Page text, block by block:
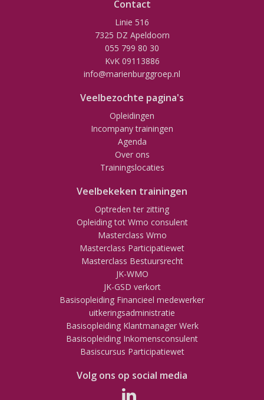
Contact
Linie 516
7325 DZ Apeldoorn
055 799 80 30
KvK 09113886
info@marienburggroep.nl
Veelbezochte pagina's
Opleidingen
Incompany trainingen
Agenda
Over ons
Trainingslocaties
Veelbekeken trainingen
Optreden ter zitting
Opleiding tot Wmo consulent
Masterclass Wmo
Masterclass Participatiewet
Masterclass Bestuursrecht
JK-WMO
JK-GSD verkort
Basisopleiding Financieel medewerker
uitkeringsadministratie
Basisopleiding Klantmanager Werk
Basisopleiding Inkomensconsulent
Basiscursus Participatiewet
Volg ons op social media